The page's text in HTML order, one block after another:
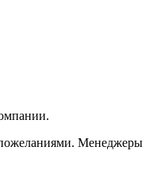
пожеланиями. Менеджеры